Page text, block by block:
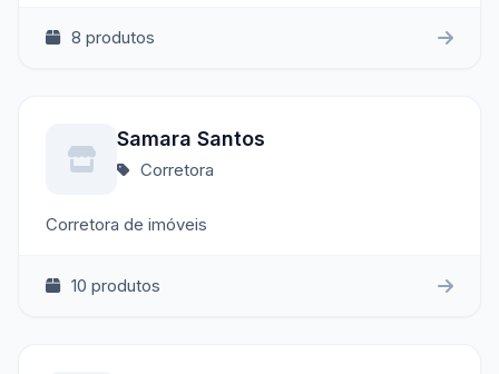
8 produtos
Samara Santos
Corretora
Corretora de imóveis
10 produtos